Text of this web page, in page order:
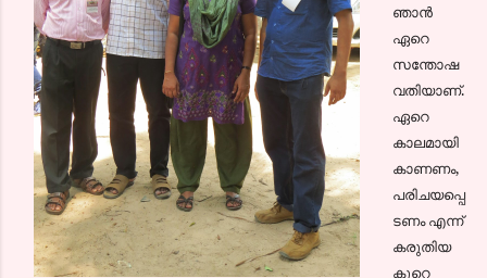
ഞാന്‍
ഏറെ
സന്തോഷ
വതിയാണ്.
ഏറെ
കാലമായി
കാണണം,
പരിചയപ്പെ
ടണം എന്ന്‍
കരുതിയ
കുറെ